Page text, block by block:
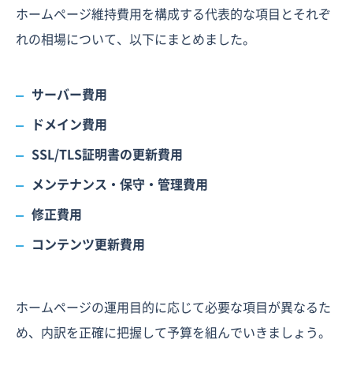
ホームページ維持費用を構成する代表的な項目とそれぞ
れの相場について、以下にまとめました。
サーバー費用
ドメイン費用
SSL/TLS証明書の更新費用
メンテナンス・保守・管理費用
修正費用
コンテンツ更新費用
ホームページの運用目的に応じて必要な項目が異なるた
め、内訳を正確に把握して予算を組んでいきましょう。